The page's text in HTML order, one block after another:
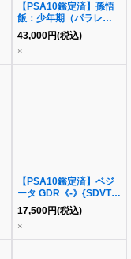
【PSA10鑑定済】孫悟
飯：少年期（パラレル
版）《scr☆》{fb01-
140}
43,000円(税込)
×
【PSA10鑑定済】ベジ
ータ GDR《-》{SDVTB-
004}
17,500円(税込)
×